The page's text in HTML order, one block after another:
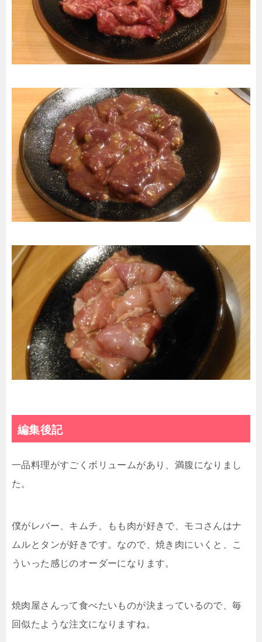
編集後記
一品料理がすごくボリュームがあり、満腹になりまし
た。
僕がレバー、キムチ、もも肉が好きで、モコさんはナ
ムルとタンが好きです。なので、焼き肉にいくと、こ
ういった感じのオーダーになります。
焼肉屋さんって食べたいものが決まっているので、毎
回似たような注文になりますね。